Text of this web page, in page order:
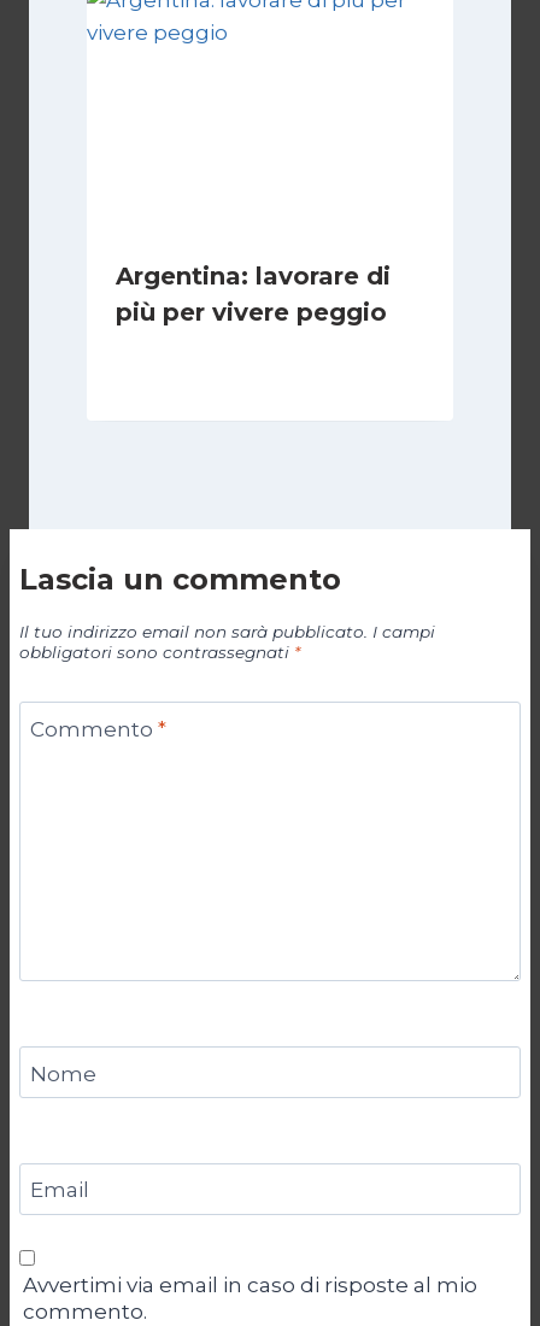
Argentina: lavorare di
più per vivere peggio
Lascia un commento
Il tuo indirizzo email non sarà pubblicato. I campi
obbligatori sono contrassegnati *
Commento *
Nome
Email
Avvertimi via email in caso di risposte al mio
commento.